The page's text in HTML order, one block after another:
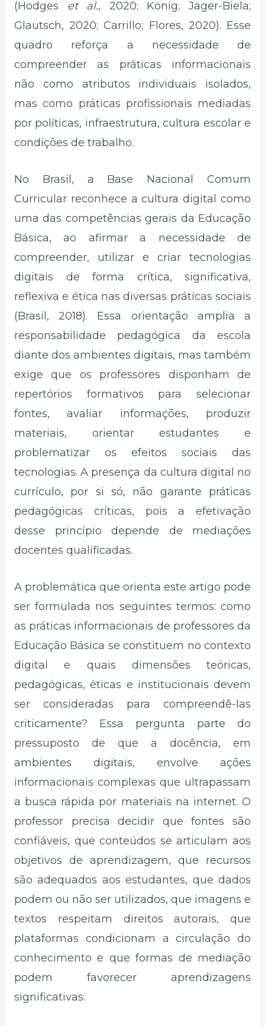
(Hodges et al., 2020; König; Jäger-Biela;
Glautsch, 2020; Carrillo; Flores, 2020). Esse
quadro reforça a necessidade de
compreender as práticas informacionais
não como atributos individuais isolados,
mas como práticas profissionais mediadas
por políticas, infraestrutura, cultura escolar e
condições de trabalho.
No Brasil, a Base Nacional Comum
Curricular reconhece a cultura digital como
uma das competências gerais da Educação
Básica, ao afirmar a necessidade de
compreender, utilizar e criar tecnologias
digitais de forma crítica, significativa,
reflexiva e ética nas diversas práticas sociais
(Brasil, 2018). Essa orientação amplia a
responsabilidade pedagógica da escola
diante dos ambientes digitais, mas também
exige que os professores disponham de
repertórios formativos para selecionar
fontes, avaliar informações, produzir
materiais, orientar estudantes e
problematizar os efeitos sociais das
tecnologias. A presença da cultura digital no
currículo, por si só, não garante práticas
pedagógicas críticas, pois a efetivação
desse princípio depende de mediações
docentes qualificadas.
A problemática que orienta este artigo pode
ser formulada nos seguintes termos: como
as práticas informacionais de professores da
Educação Básica se constituem no contexto
digital e quais dimensões teóricas,
pedagógicas, éticas e institucionais devem
ser consideradas para compreendê-las
criticamente? Essa pergunta parte do
pressuposto de que a docência, em
ambientes digitais, envolve ações
informacionais complexas que ultrapassam
a busca rápida por materiais na internet. O
professor precisa decidir que fontes são
confiáveis, que conteúdos se articulam aos
objetivos de aprendizagem, que recursos
são adequados aos estudantes, que dados
podem ou não ser utilizados, que imagens e
textos respeitam direitos autorais, que
plataformas condicionam a circulação do
conhecimento e que formas de mediação
podem favorecer aprendizagens
significativas.